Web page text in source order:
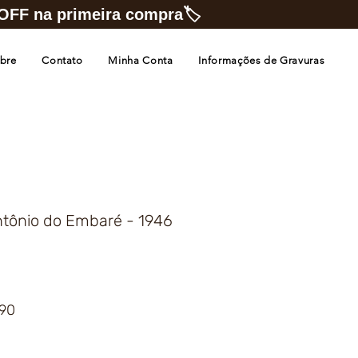
Contato Minha Conta Informações de Gravuras
OFF na primeira compra🏷️
do Embaré - 1946